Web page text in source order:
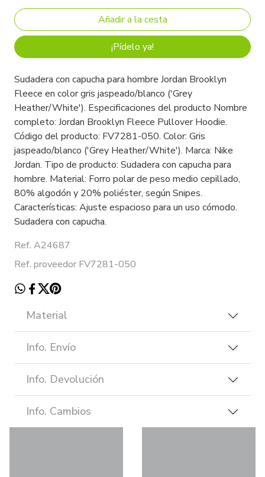
¡Pídelo ya!
Sudadera con capucha para hombre Jordan Brooklyn
Fleece en color gris jaspeado/blanco ('Grey
Heather/White'). Especificaciones del producto Nombre
completo: Jordan Brooklyn Fleece Pullover Hoodie.
Código del producto: FV7281-050. Color: Gris
jaspeado/blanco ('Grey Heather/White'). Marca: Nike
Jordan. Tipo de producto: Sudadera con capucha para
hombre. Material: Forro polar de peso medio cepillado,
80% algodón y 20% poliéster, según Snipes.
Características: Ajuste espacioso para un uso cómodo.
Sudadera con capucha.
Ref. A24687
Ref. proveedor FV7281-050
Material
Info. Envío
Info. Devolución
Info. Cambios